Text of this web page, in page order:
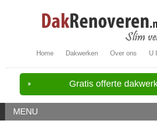
Home Dakwerken Over ons U
Gratis offerte
MENU